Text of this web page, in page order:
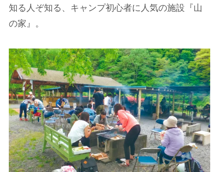
知る人ぞ知る、キャンプ初心者に人気の施設『山
の家』。